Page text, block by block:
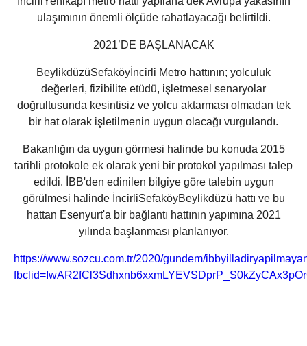
ulaşımının önemli ölçüde rahatlayacağı belirtildi.
2021’DE BAŞLANACAK
BeylikdüzüSefaköyİncirli Metro hattının; yolculuk
değerleri, fizibilite etüdü, işletmesel senaryolar
doğrultusunda kesintisiz ve yolcu aktarması olmadan tek
bir hat olarak işletilmenin uygun olacağı vurgulandı.
Bakanlığın da uygun görmesi halinde bu konuda 2015
tarihli protokole ek olarak yeni bir protokol yapılması talep
edildi. İBB'den edinilen bilgiye göre talebin uygun
görülmesi halinde İncirliSefaköyBeylikdüzü hattı ve bu
hattan Esenyurt'a bir bağlantı hattının yapımına 2021
yılında başlanması planlanıyor.
https://www.sozcu.com.tr/2020/gundem/